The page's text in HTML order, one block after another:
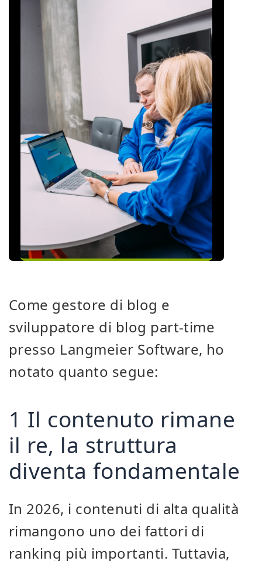
Come gestore di blog e
sviluppatore di blog part-time
presso Langmeier Software, ho
notato quanto segue:
1 Il contenuto rimane
il re, la struttura
diventa fondamentale
In 2026, i contenuti di alta qualità
rimangono uno dei fattori di
ranking più importanti. Tuttavia,